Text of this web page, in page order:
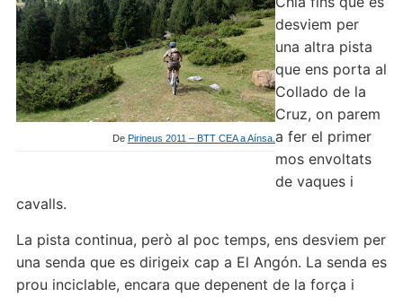
De Pirineus 2011 – BTT CEA a Aínsa.
desviem per
una altra pista
que ens porta al
Collado de la
Cruz, on parem
a fer el primer
mos envoltats
de vaques i
cavalls.
La pista continua, però al poc temps, ens desviem per
una senda que es dirigeix cap a El Angón. La senda es
prou inciclable, encara que depenent de la força i